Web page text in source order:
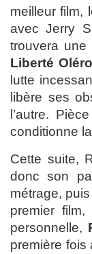
meilleur film,
avec Jerry
trouvera une
Liberté
lutte
libère ses
l’autre.
conditionne
Cette suite,
donc son
métrage,
premier
personnelle,
première fois